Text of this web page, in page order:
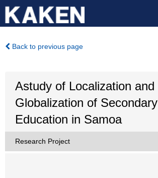
Back to previous page
Astudy of Localization and
Globalization of Secondary
Education in Samoa
Research Project